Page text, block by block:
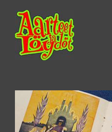
content